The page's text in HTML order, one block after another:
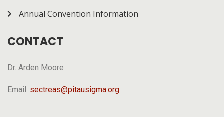
Annual Convention Information
CONTACT
Dr. Arden Moore
Email: sectreas@pitausigma.org